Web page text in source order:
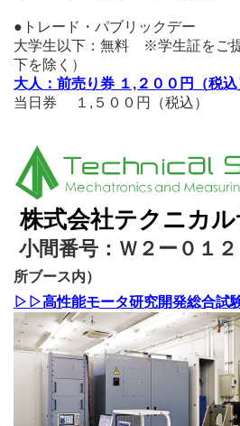
●トレード・パブリックデー
大学生以下：無料 ※学生証をご
下を除く）
大人：前売り券 １,２００円（税込
当日券 １,５００円（税込）
株式会社テクニカル
小間番号：Ｗ２ー０１２
所ブース内）
▷▷高性能モータ研究開発総合試